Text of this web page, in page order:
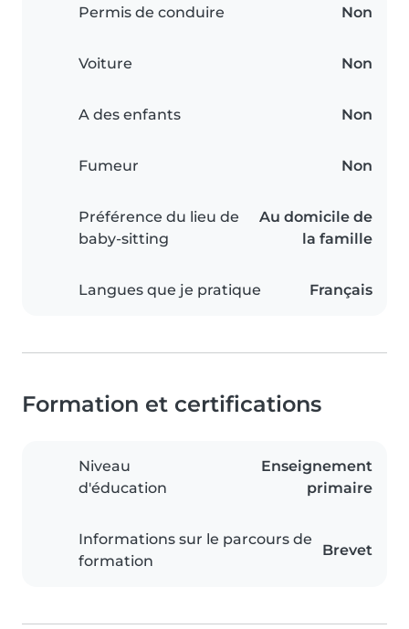
Permis de conduire Non
Voiture Non
A des enfants Non
Fumeur Non
Préférence du lieu de
baby-sitting
Au domicile de
la famille
Langues que je pratique Français
Formation et certifications
Niveau
d'éducation
Enseignement
primaire
Informations sur le parcours de
formation
Brevet